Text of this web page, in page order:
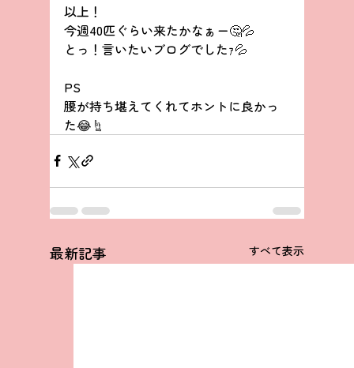
以上！
今週40匹ぐらい来たかなぁー🤔💦
とっ！言いたいブログでしたｧ💦
PS
腰が持ち堪えてくれてホントに良かっ
た😂☝
最新記事 すべて表示